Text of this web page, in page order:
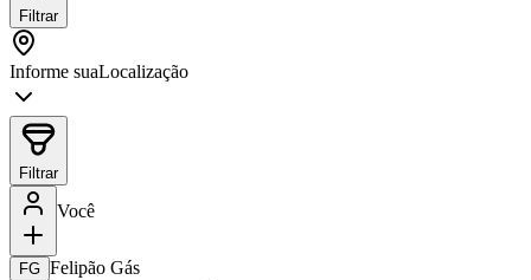
Filtrar
Informe suaLocalização
Filtrar
Você
FG Felipão Gás